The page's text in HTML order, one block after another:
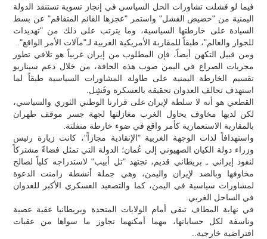
فيما لو فشلت تشاورات الحل السياسي في إنجاز تسوية تستنقذ الدولة
اليمنية من "حضيض الفشل" واستمر "عجزها القائم المتفاقم" عن بسط
السيادة على خارطتها السياسية، وما يترتب على ذلك من "تهديدات
للجوار والعالم"، طبقاً للمقاربة الأمريكية الغربية لـ"مآلات الأمر الواقع".
ومن قبيل التكهن أيضاً، فإن المطلوب من إيران غربياً هو تلافي تطور
مجريات الصراع في اليمن صوب هذه الحافة، من خلال دعم سيناريو
تقسيم الخارطة اليمنية على طاولة المشاورات السياسية طبقاً لما
استهدف تحالف العدوان تحقيقه بالعسكرة وفَشِل.
القطعي هو أنه لا سلطة لإيران على قرارنا الوطني الثوري والسياسي،
لكن لديها مخاوف يحاول الغرب مغازلتها لجهة جسر موقف طهران
بالمقاربة الاستعمارية كأمر واقع في ضوء خارطة منفلتة.
واستهدافاً لذات الوجهة الغربية "الإنقاذية مجازاً"، كانت زيارة رئيس
وزراء دولة الكيان الصهيوني إلى عُمان؛ الدولة التي تمثل فضاءً مشتركاً
لنفوذ إيراني ـ بريطاني قديم، تجتهد "تل أبيب" لاستدراجه كلياً لصالح
مخاوفها وبالضد لإيران واليمن، وهي جملة أنشطة زامنت الدعوة
لمشاورات سياسية في اليمن، كما والتصعيد العسكري الأكبر للعدوان
في الساحل الغربي.
في نهاية المطاف تبقى أمام الولايات المتحدة وبريطانيا عقبة عصية
وناسفة لكل حساباتها، مهما أمكنهما تجاوز ما سواها من عقبات
افتراضية خارجية..